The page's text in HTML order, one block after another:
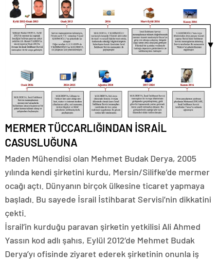
MERMER TÜCCARLIĞINDAN İSRAİL
CASUSLUĞUNA
Maden Mühendisi olan Mehmet Budak Derya, 2005
yılında kendi şirketini kurdu, Mersin/Silifke’de mermer
ocağı açtı. Dünyanın birçok ülkesine ticaret yapmaya
başladı. Bu sayede İsrail İstihbarat Servisi’nin dikkatini
çekti.
İsrail’in kurduğu paravan şirketin yetkilisi Ali Ahmed
Yassın kod adlı şahıs, Eylül 2012’de Mehmet Budak
Derya’yı ofisinde ziyaret ederek şirketinin onunla iş